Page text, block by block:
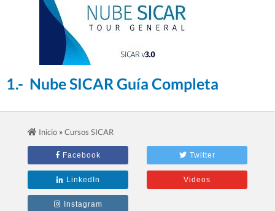
1.- Nube SICAR Guía Completa
Inicio »Cursos SICAR
Facebook Twitter
LinkedIn Videos
Instagram